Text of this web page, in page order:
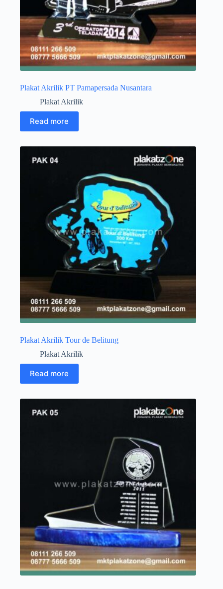
Plakat Akrilik PT Pamapersada Nusantara
Plakat Akrilik
Read more
Plakat Akrilik Tour de Belitung
Plakat Akrilik
Read more